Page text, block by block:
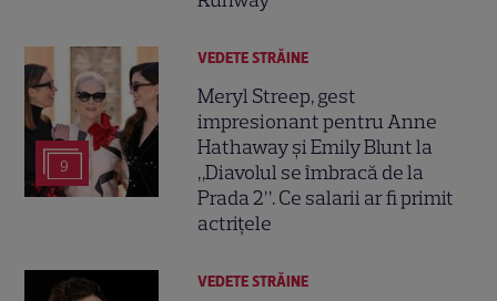
9
VEDETE STRĂINE
Meryl Streep, gest
impresionant pentru Anne
Hathaway și Emily Blunt la
„Diavolul se îmbracă de la
Prada 2”. Ce salarii ar fi primit
actrițele
VEDETE STRĂINE